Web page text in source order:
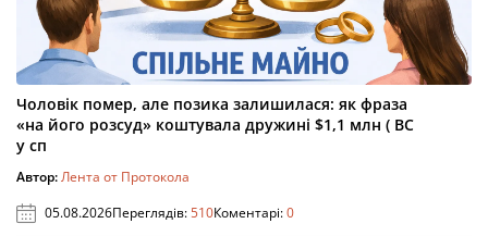
Чоловік помер, але позика залишилася: як фраза
«на його розсуд» коштувала дружині $1,1 млн ( ВС
у сп
Автор:Лента от Протокола
05.08.2026Переглядів:510Коментарі:0